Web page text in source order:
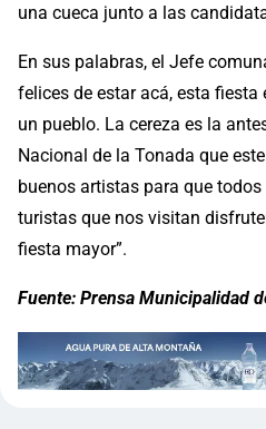
una cueca junto a las
En sus palabras, el Jefe
felices de estar acá, esta
un pueblo. La cereza es la
Nacional de la Tonada que
buenos artistas para que
turistas que nos visitan
fiesta mayor”.
Fuente: Prensa Municipalidad